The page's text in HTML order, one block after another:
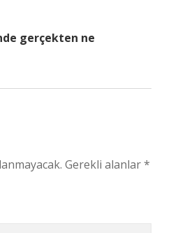
gerçekten ne
Gerekli alanlar*